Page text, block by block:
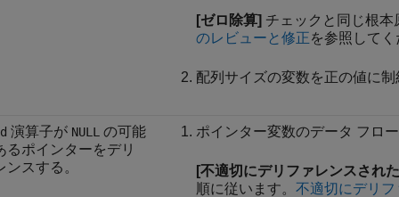
[ゼロ除算] チェックと同じ根
のレビューと修正を参照して
配列サイズの変数を正の値に
演算子が NULL の可能
るポインターをデリ
ンスする。
ポインター変数のデータ フロ
[不適切にデリファレンスされ
順に従います。 不適切にデリ